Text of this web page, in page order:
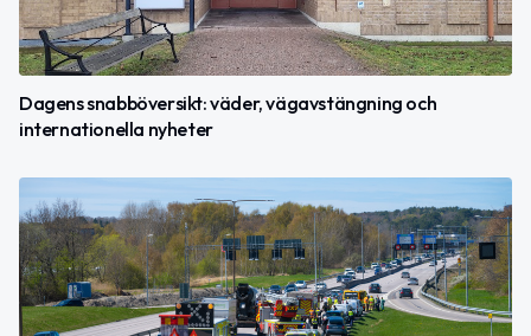
Dagens snabböversikt: väder, vägavstängning och
internationella nyheter